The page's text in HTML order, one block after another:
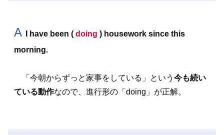
A I have been ( doing ) housework since this
morning.
「今朝からずっと家事をしている」という 今も続い
ている動作なので、進行形の「doing」が正解。